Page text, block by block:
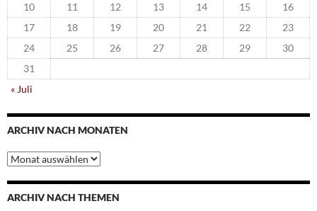
10
11 12 13 14 15
16
17
18 19 20 21 22
23
24
25 26 27 28 29
30
31
« Juli
ARCHIV NACH MONATEN
Archiv
nach
Monaten
ARCHIV NACH THEMEN